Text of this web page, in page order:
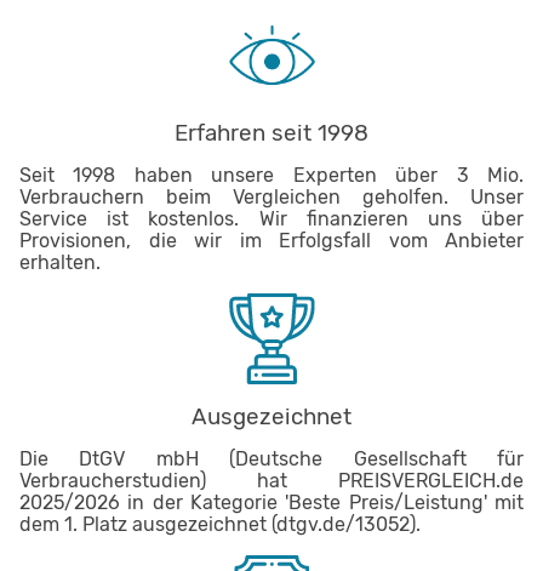
Erfahren seit 1998
Seit 1998 haben unsere Experten über 3 Mio.
Verbrauchern beim Vergleichen geholfen. Unser
Service ist kostenlos. Wir finanzieren uns über
Provisionen, die wir im Erfolgsfall vom Anbieter
erhalten.
Ausgezeichnet
Die DtGV mbH (Deutsche Gesellschaft für
Verbraucherstudien) hat PREISVERGLEICH.de
2025/2026 in der Kategorie 'Beste Preis/Leistung' mit
dem 1. Platz ausgezeichnet (dtgv.de/13052).